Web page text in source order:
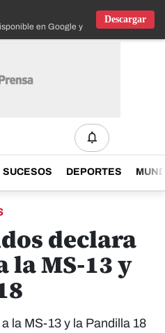
en Google y IOS
Descargar
SUCESOS DEPORTES
declara
MS-13 y
la MS-13 y la Pandilla 18